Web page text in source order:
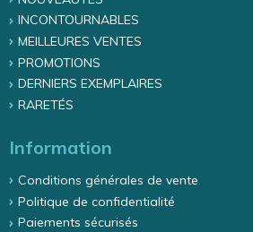
INCONTOURNABLES
MEILLEURES VENTES
PROMOTIONS
DERNIERS EXEMPLAIRES
RARETÉS
Information
Conditions générales de vente
Politique de confidentialité
Paiements sécurisés